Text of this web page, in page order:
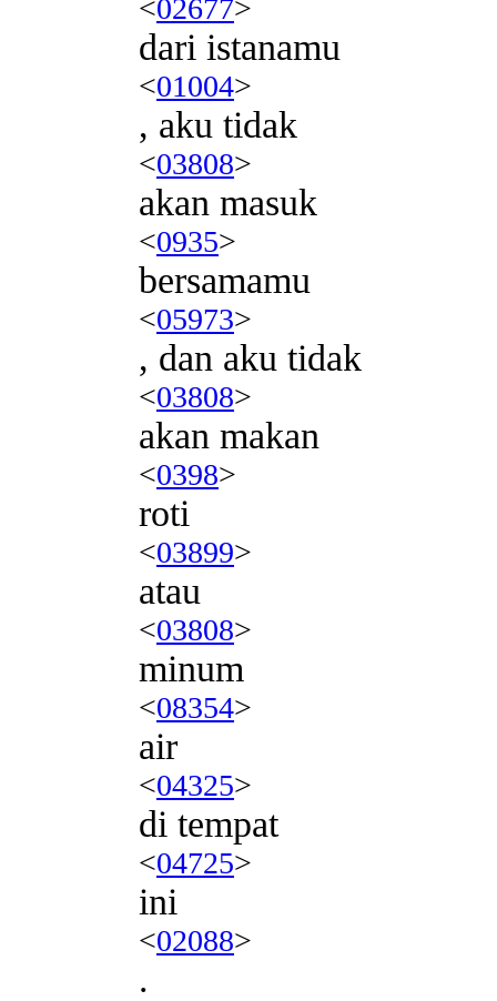
<02677>
dari istanamu
<01004>
, aku tidak
<03808>
akan masuk
<0935>
bersamamu
<05973>
, dan aku tidak
<03808>
akan makan
<0398>
roti
<03899>
atau
<03808>
minum
<08354>
air
<04325>
di tempat
<04725>
ini
<02088>
.